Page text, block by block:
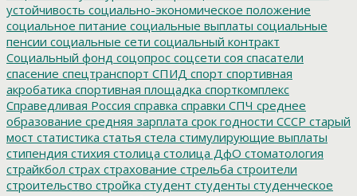
устойчивость социально-экономическое положение
социальное питание социальные выплаты социальные
пенсии социальные сети социальный контракт
Социальный фонд соцопрос соцсети соя спасатели
спасение спецтранспорт СПИД спорт спортивная
акробатика спортивная площадка спорткомплекс
Справедливая Россия справка справки СПЧ среднее
образование средняя зарплата срок годности СССР старый
мост статистика статья стела стимулирующие выплаты
стипендия стихия столица столица ДфО стоматология
страйкбол страх страхование стрельба строители
строительство стройка студент студенты студенческое